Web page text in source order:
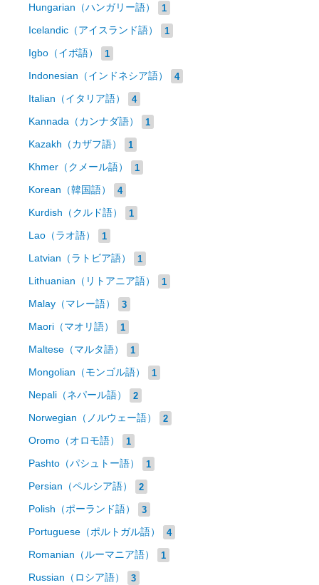
Hungarian（ハンガリー語） 1
Icelandic（アイスランド語） 1
Igbo（イボ語） 1
Indonesian（インドネシア語） 4
Italian（イタリア語） 4
Kannada（カンナダ語） 1
Kazakh（カザフ語） 1
Khmer（クメール語） 1
Korean（韓国語） 4
Kurdish（クルド語） 1
Lao（ラオ語） 1
Latvian（ラトビア語） 1
Lithuanian（リトアニア語） 1
Malay（マレー語） 3
Maori（マオリ語） 1
Maltese（マルタ語） 1
Mongolian（モンゴル語） 1
Nepali（ネパール語） 2
Norwegian（ノルウェー語） 2
Oromo（オロモ語） 1
Pashto（パシュトー語） 1
Persian（ペルシア語） 2
Polish（ポーランド語） 3
Portuguese（ポルトガル語） 4
Romanian（ルーマニア語） 1
Russian（ロシア語） 3